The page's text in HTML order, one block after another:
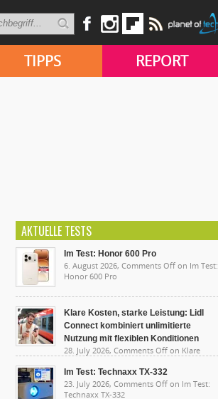
TIPPS REPORT
AKTUELLE TESTS
Im Test: Honor 600 Pro
6. August 2026, Comments Off on Im Test:
Honor 600 Pro
Klare Kosten, starke Leistung: Lidl
Connect kombiniert unlimitierte
Nutzung mit flexiblen Konditionen
28. July 2026, Comments Off on Klare
unlimitierte Nutzung mit flexiblen Konditionen
Im Test: Technaxx TX-332
23. July 2026, Comments Off on Im Test:
Technaxx TX-332